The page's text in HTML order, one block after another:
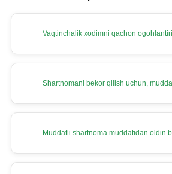
Vaqtinchalik хodimni qachon
Shartnomani bekor qilish uchun,
Muddatli shartnoma muddatidan oldin